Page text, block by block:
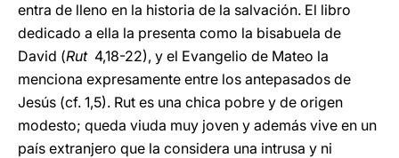
entra de lleno en la historia de la salvación. El libro
dedicado a ella la presenta como la bisabuela de
David (Rut4,18-22), y el Evangelio de Mateo la
menciona expresamente entre los antepasados de
Jesús (cf. 1,5). Rut es una chica pobre y de origen
modesto; queda viuda muy joven y además vive en un
país extranjero que la considera una intrusa y ni